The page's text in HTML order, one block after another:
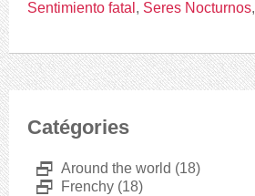
Sentimiento fatal , Seres Nocturnos,
Catégories
D Around the world (18)
D Frenchy (18)